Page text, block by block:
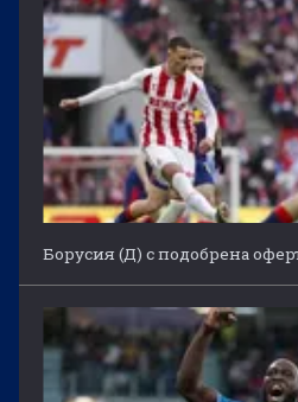
Борусия (Д) с подобрена